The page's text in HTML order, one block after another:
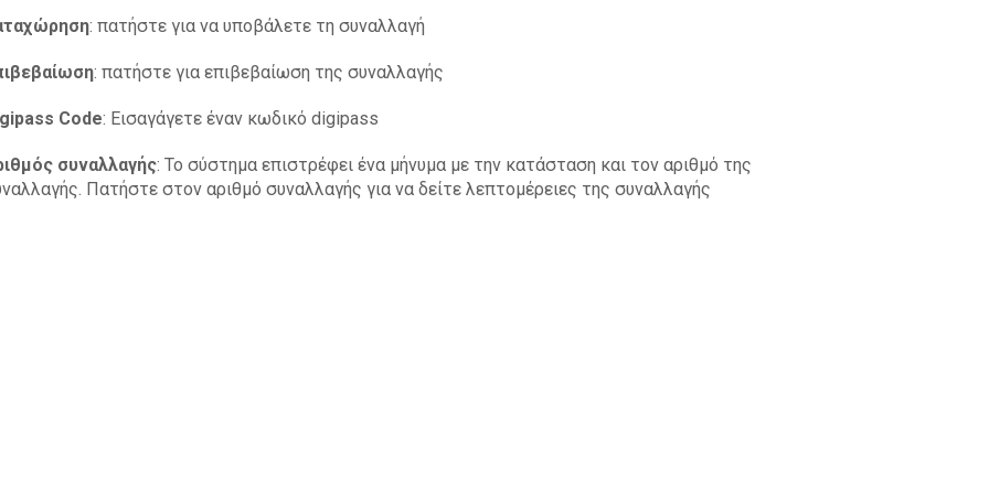
: πατήστε για να υποβάλετε τη συναλλαγή
: πατήστε για επιβεβαίωση της συναλλαγής
Code: Εισαγάγετε έναν κωδικό digipass
συναλλαγής: Το σύστημα επιστρέφει ένα μήνυμα με την κατάσταση και τον αριθμό της
Πατήστε στον αριθμό συναλλαγής για να δείτε λεπτομέρειες της συναλλαγής